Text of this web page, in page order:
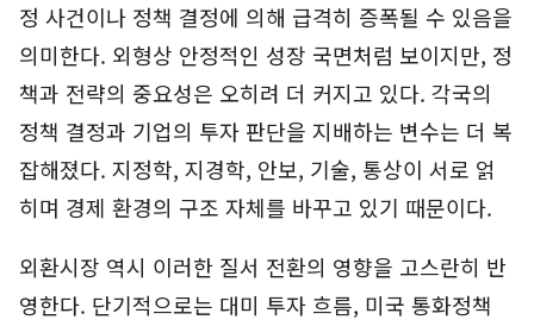
정 사건이나 정책 결정에 의해 급격히 증폭될 수 있음을
의미한다. 외형상 안정적인 성장 국면처럼 보이지만, 정
책과 전략의 중요성은 오히려 더 커지고 있다. 각국의
정책 결정과 기업의 투자 판단을 지배하는 변수는 더 복
잡해졌다. 지정학, 지경학, 안보, 기술, 통상이 서로 얽
히며 경제 환경의 구조 자체를 바꾸고 있기 때문이다.
외환시장 역시 이러한 질서 전환의 영향을 고스란히 반
영한다. 단기적으로는 대미 투자 흐름, 미국 통화정책